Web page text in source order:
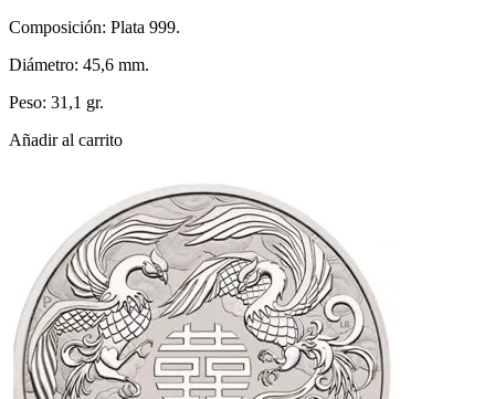
Composición: Plata 999.
Diámetro: 45,6 mm.
Peso: 31,1 gr.
Añadir al carrito